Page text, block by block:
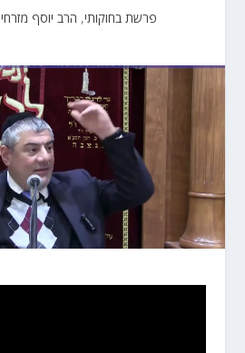
פרשת בחוקותי, הרב יוסף מזרחי